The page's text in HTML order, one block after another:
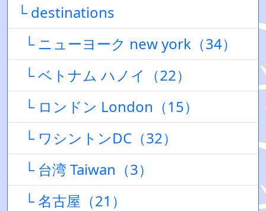
└ destinations
└ ニューヨーク new york（34）
└ ベトナム ハノイ（22）
└ ロンドン London（15）
└ ワシントンDC（32）
└ 台湾 Taiwan（3）
└ 名古屋（21）